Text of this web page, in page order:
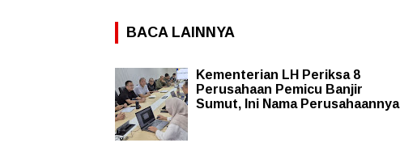
BACA LAINNYA
Kementerian LH Periksa 8
Perusahaan Pemicu Banjir
Sumut, Ini Nama Perusahaannya